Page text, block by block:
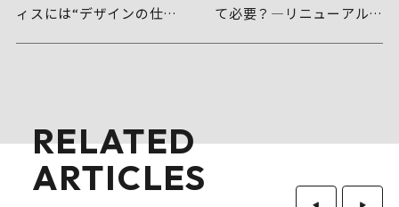
ィスには“デザインの仕掛
て必要？―リニューアルす
RELATED
ARTICLES